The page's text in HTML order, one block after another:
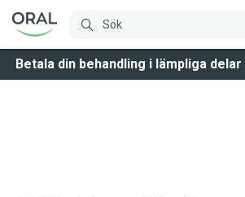
Betala din behandling i lämpliga delar